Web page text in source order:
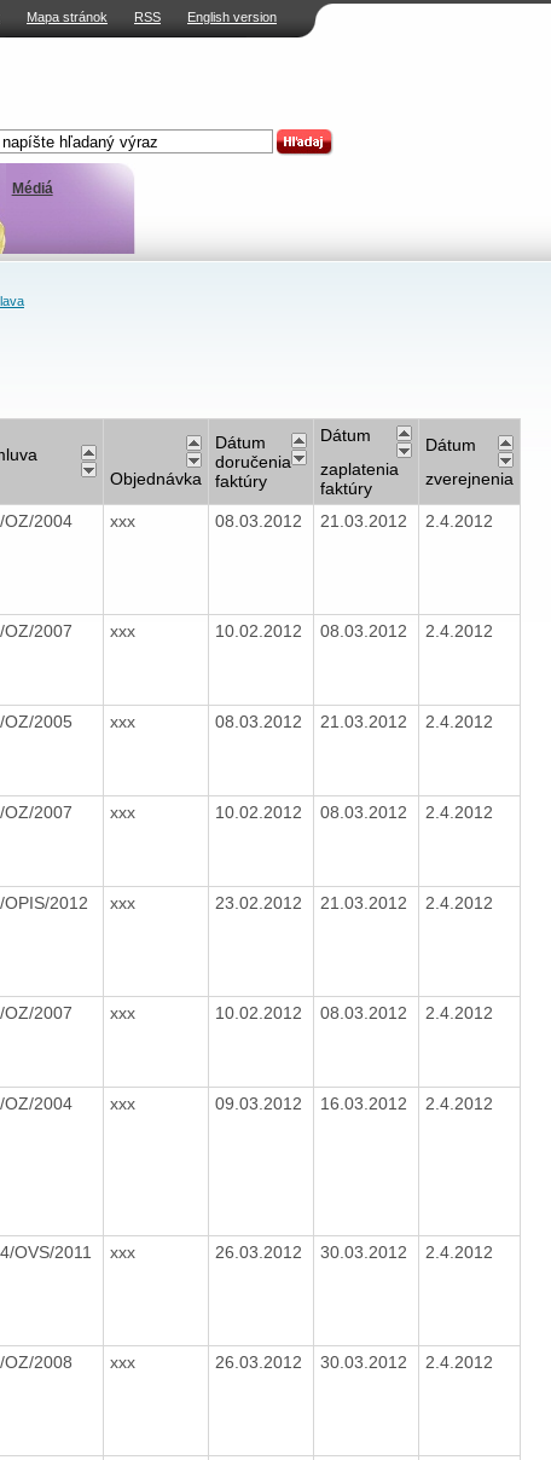
Mapa stránok RSS English version
Médiá
Objednávka
Dátum
doručenia
faktúry
Dátum
zaplatenia
faktúry
Dátum
zverejnenia
OZ/2004 xxx 08.03.2012 21.03.2012 2.4.2012
OZ/2007 xxx 10.02.2012 08.03.2012 2.4.2012
OZ/2005 xxx 08.03.2012 21.03.2012 2.4.2012
OZ/2007 xxx 10.02.2012 08.03.2012 2.4.2012
OPIS/2012 xxx 23.02.2012 21.03.2012 2.4.2012
OZ/2007 xxx 10.02.2012 08.03.2012 2.4.2012
OZ/2004 xxx 09.03.2012 16.03.2012 2.4.2012
OVS/2011 xxx 26.03.2012 30.03.2012 2.4.2012
OZ/2008 xxx 26.03.2012 30.03.2012 2.4.2012